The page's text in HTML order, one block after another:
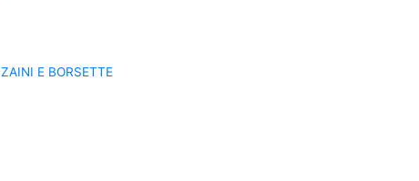
ZAINI E BORSETTE